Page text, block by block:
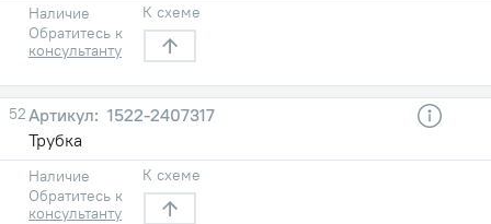
Наличие
Обратитесь к
консультанту
К схеме
52
1522-2407317
Трубка
Наличие
Обратитесь к
консультанту
К схеме